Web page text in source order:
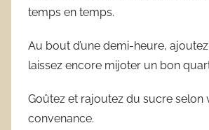
temps en temps.
Au bout d’une demi-heure,
laissez encore mijoter un bon quart
Goûtez et rajoutez du sucre selon
convenance.